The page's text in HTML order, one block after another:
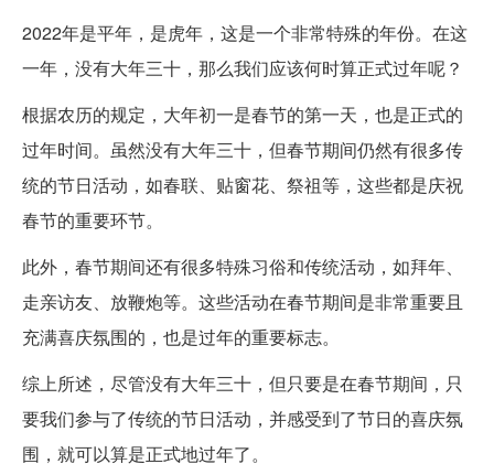
2022年是平年，是虎年，这是一个非常特殊的年份。在这
一年，没有大年三十，那么我们应该何时算正式过年呢？
根据农历的规定，大年初一是春节的第一天，也是正式的
过年时间。虽然没有大年三十，但春节期间仍然有很多传
统的节日活动，如春联、贴窗花、祭祖等，这些都是庆祝
春节的重要环节。
此外，春节期间还有很多特殊习俗和传统活动，如拜年、
走亲访友、放鞭炮等。这些活动在春节期间是非常重要且
充满喜庆氛围的，也是过年的重要标志。
综上所述，尽管没有大年三十，但只要是在春节期间，只
要我们参与了传统的节日活动，并感受到了节日的喜庆氛
围，就可以算是正式地过年了。